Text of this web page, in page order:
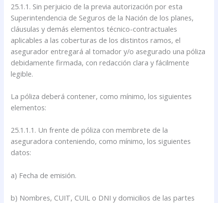
25.1.1. Sin perjuicio de la previa autorización por esta
Superintendencia de Seguros de la Nación de los planes,
cláusulas y demás elementos técnico-contractuales
aplicables a las coberturas de los distintos ramos, el
asegurador entregará al tomador y/o asegurado una póliza
debidamente firmada, con redacción clara y fácilmente
legible.
La póliza deberá contener, como mínimo, los siguientes
elementos:
25.1.1.1. Un frente de póliza con membrete de la
aseguradora conteniendo, como mínimo, los siguientes
datos:
a) Fecha de emisión.
b) Nombres, CUIT, CUIL o DNI y domicilios de las partes